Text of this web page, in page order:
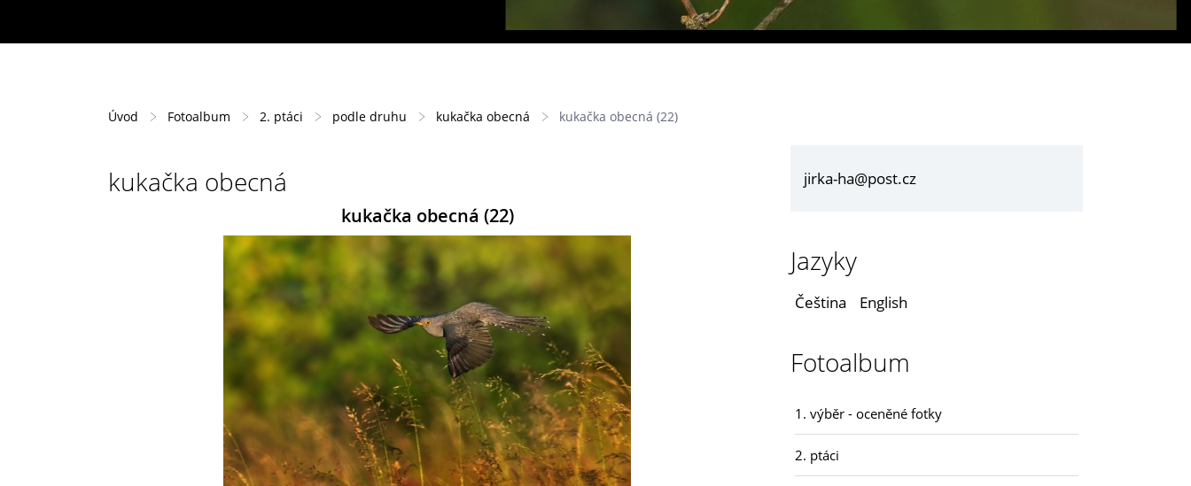
Úvod Fotoalbum 2. ptáci podle druhu kukačka obecná kukačka obecná (22)
kukačka obecná
kukačka obecná (22)
jirka-ha@post.cz
Jazyky
Čeština English
Fotoalbum
1. výběr - oceněné fotky
2. ptáci